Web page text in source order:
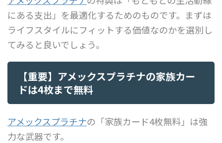
にある支出」を最適化するためのものです。まずは
ライフスタイルにフィットする価値なのかを選別し
てみると良いでしょう。
【重要】アメックスプラチナの家族カー
ドは4枚まで無料
アメックスプラチナの「家族カード4枚無料」は強
力な武器です。